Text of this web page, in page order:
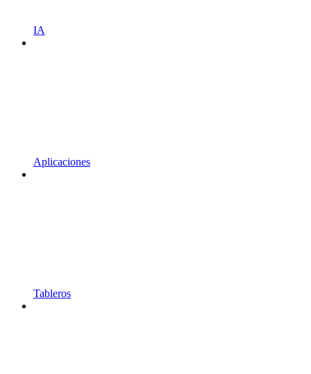
IA
Aplicaciones
Tableros